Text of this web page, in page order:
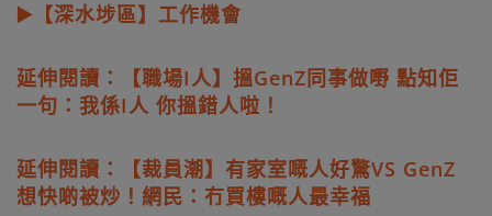
▶️【深水埗區】工作機會
延伸閱讀：【職場I人】搵GenZ同事做嘢 點知佢
一句：我係I人 你搵錯人啦！
延伸閱讀：【裁員潮】有家室嘅人好驚VS GenZ
想快啲被炒！網民：冇買樓嘅人最幸福